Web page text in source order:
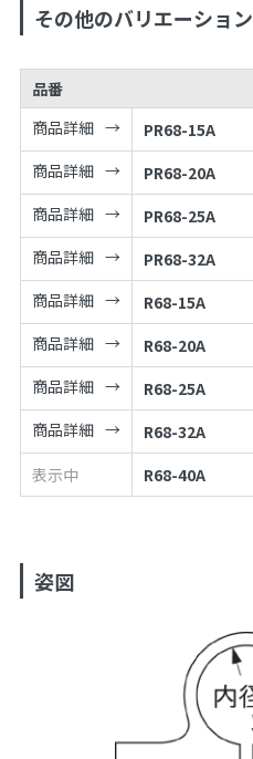
その他のバリエーション
品番
商品詳細
PR68-15A
商品詳細
PR68-20A
商品詳細
PR68-25A
商品詳細
PR68-32A
商品詳細
R68-15A
商品詳細
R68-20A
商品詳細
R68-25A
商品詳細
R68-32A
表示中
R68-40A
姿図